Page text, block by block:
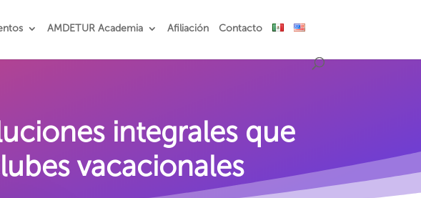
AMDETUR Academia Afiliación Contacto
integrales que
vacacionales